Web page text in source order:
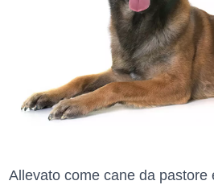
Allevato come cane da pastore